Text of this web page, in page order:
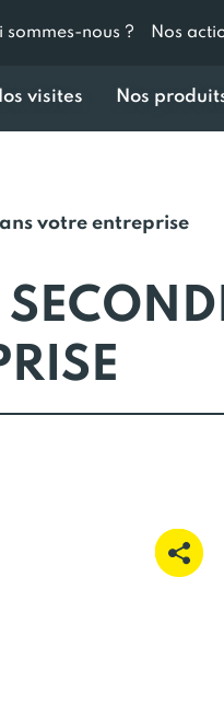
sommes-nous ? Nos
visites Nos
votre entreprise